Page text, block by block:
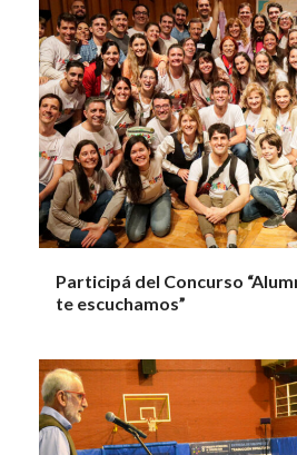
Participá del Concurso
te escuchamos”